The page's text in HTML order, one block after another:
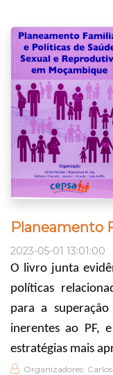
2023-05-01 13:01:00
O livro junta
políticas
para a
inerentes ao PF,
estratégias mais
Organizadores: